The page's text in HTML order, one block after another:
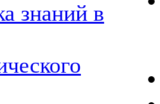
знаний в